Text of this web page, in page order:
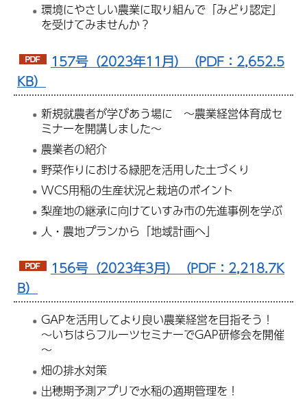
環境にやさしい農業に取り組んで「みどり認定」
を受けてみませんか？
157号（2023年11月）（PDF：2,652.5
KB）
新規就農者が学びあう場に ～農業経営体育成セ
ミナーを開講しました～
農業者の紹介
野菜作りにおける緑肥を活用した土づくり
WCS用稲の生産状況と栽培のポイント
梨産地の継承に向けていすみ市の先進事例を学ぶ
人・農地プランから「地域計画へ」
156号（2023年3月）（PDF：2,218.7K
B）
GAPを活用してより良い農業経営を目指そう！
～いちはらフルーツセミナーでGAP研修会を開催
～
畑の排水対策
出穂期予測アプリで水稲の適期管理を！